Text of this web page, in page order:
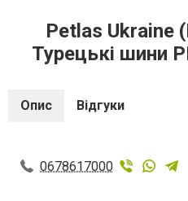
Petlas Ukraine
Турецькі шини
Опис Відгуки
0678617000